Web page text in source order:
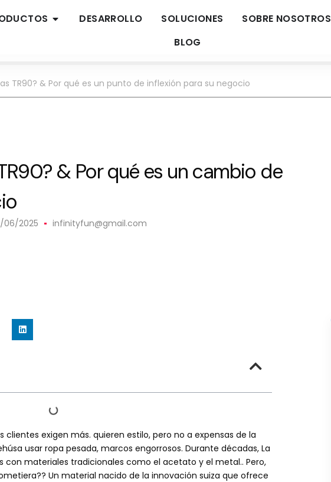
DESARROLLO SOLUCIONES SOBRE NOSOTROS
BLOG
TR90? & Por qué es un punto de inflexión para su negocio
& Por qué es un cambio de
06/2025 infinityfun@gmail.com
clientes exigen más. quieren estilo, pero no a expensas de la
usar ropa pesada, marcos engorrosos. Durante décadas, La
con materiales tradicionales como el acetato y el metal.. Pero,
Un material nacido de la innovación suiza que ofrece